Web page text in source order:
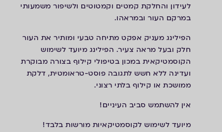
לעידון והחלקת קמטים וקמטוטים ולשיפור משמעותי
במרקם העור ובמראהו.
הפילינג מעניק אפקט מתיחה טבעי ומותיר את העור
חלק ובעל מראה צעיר. הפילינג מיועד לשימוש
הקוסמטיקאית במכון בטיפולי קילוף בצורה מבוקרת
ועדינה ללא חשש לתגובה פוסט-טראומטית, דלקת
ממושכת או קילוף בלתי רצוני.
אין להשתמש סביב העיניים!
מיועד לשימוש לקוסמטיקאיות מורשות בלבד!